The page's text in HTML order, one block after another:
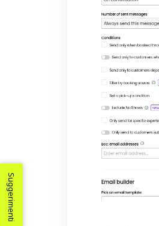
Suggerimenti